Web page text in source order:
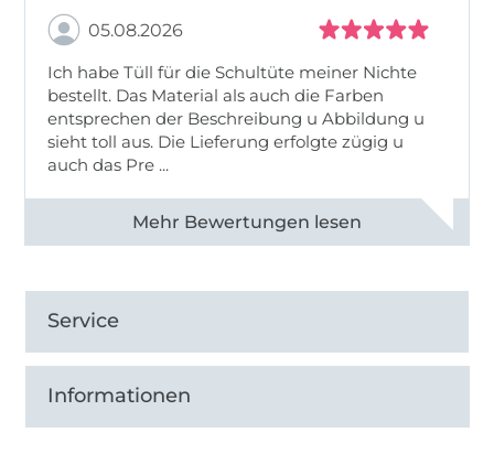
05.08.2026
Ich habe Tüll für die Schultüte meiner Nichte
bestellt. Das Material als auch die Farben
entsprechen der Beschreibung u Abbildung u
sieht toll aus. Die Lieferung erfolgte zügig u
auch das Pre ...
Alle 82950 Bewertungen ansehen
Service
Informationen